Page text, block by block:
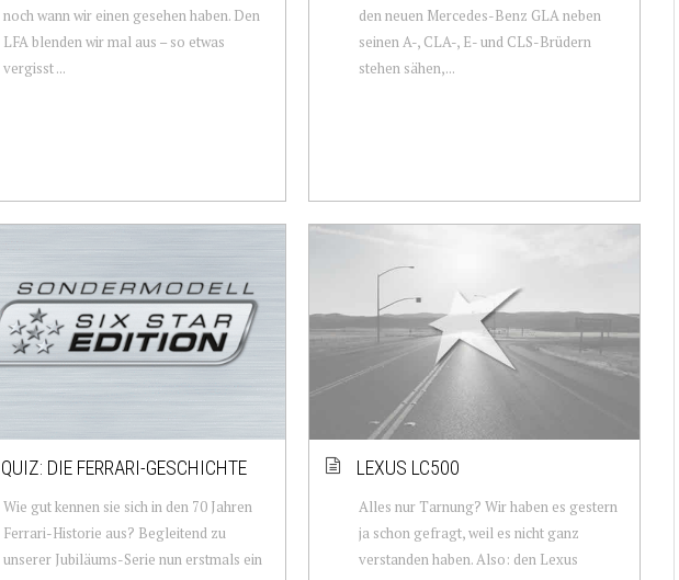
noch wann wir einen gesehen haben. Den
LFA blenden wir mal aus – so etwas
vergisst ...
den neuen Mercedes-Benz GLA neben
seinen A-, CLA-, E- und CLS-Brüdern
stehen sähen,...
QUIZ: DIE FERRARI-GESCHICHTE
Wie gut kennen sie sich in den 70 Jahren
Ferrari-Historie aus? Begleitend zu
unserer Jubiläums-Serie nun erstmals ein
LEXUS LC500
Alles nur Tarnung? Wir haben es gestern
ja schon gefragt, weil es nicht ganz
verstanden haben. Also: den Lexus